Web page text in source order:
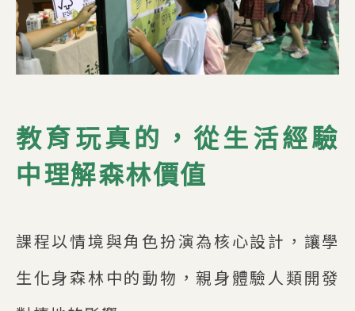
教育玩真的，從生活經驗
中理解森林價值
課程以情境與角色扮演為核心設計，讓學
生化身森林中的動物，親身體驗人類開發